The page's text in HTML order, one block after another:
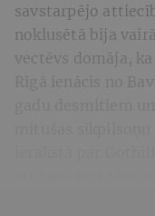
savstarpējo
noklusētā bija
vectēvs domāja,
Rīgā ienācis no